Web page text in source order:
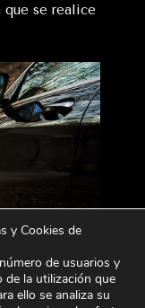
se realice
evento, elige
y Cookies de
de usuarios y
de la utilización que
ello se analiza su